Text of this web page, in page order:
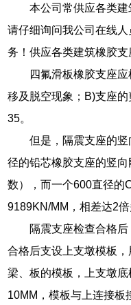
本公司常供应各类
请仔细询问我公司在线
务！供应各类建筑橡胶支
四氟滑板橡胶支座
移及脱空现象；B)支座
35。
但是，隔震支座的
径的铅芯橡胶支座的竖
数），而一个600直径的
9189KN/MM，相差达2倍
隔震支座检查合格
合格后支设上支墩模板
梁、板的模板，上支墩
10MM，模板与上连接板